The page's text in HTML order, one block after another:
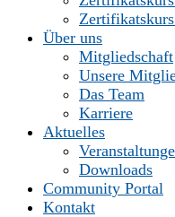
Über uns
Mitgliedschaft
Unsere
Das Team
Karriere
Aktuelles
Downloads
Community Portal
Kontakt